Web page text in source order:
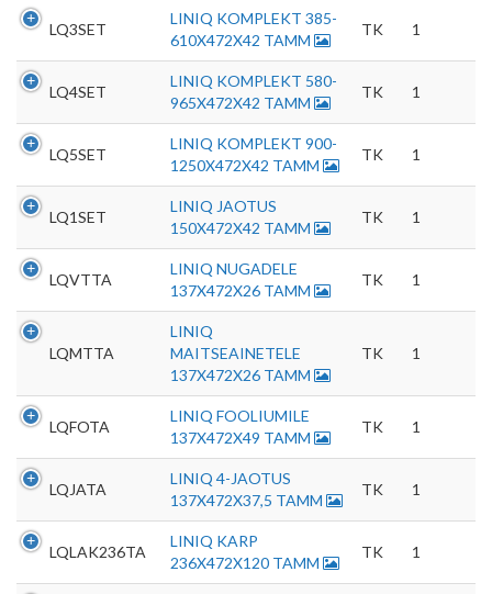
LQ3SET
LINIQ KOMPLEKT 385-
610X472X42 TAMM
TK 1
LQ4SET
LINIQ KOMPLEKT 580-
965X472X42 TAMM
TK 1
LQ5SET
LINIQ KOMPLEKT 900-
1250X472X42 TAMM
TK 1
LQ1SET
LINIQ JAOTUS
150X472X42 TAMM
TK 1
LQVTTA
LINIQ NUGADELE
137X472X26 TAMM
TK 1
LQMTTA
LINIQ
MAITSEAINETELE
137X472X26 TAMM
TK 1
LQFOTA
LINIQ FOOLIUMILE
137X472X49 TAMM
TK 1
LQJATA
LINIQ 4-JAOTUS
137X472X37,5 TAMM
TK 1
LQLAK236TA
LINIQ KARP
236X472X120 TAMM
TK 1